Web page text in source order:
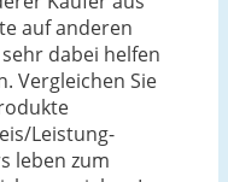
auf anderen
dabei helfen
Vergleichen Sie
Leistung-
leben zum